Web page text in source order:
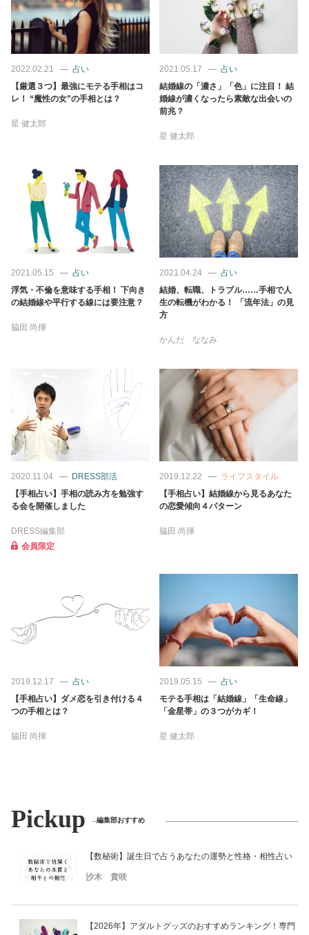
2022.02.21
占い
【厳選３つ】最強にモテる手相はコ
レ！ “魔性の女”の手相とは？
星 健太郎
2021.05.17
占い
結婚線の「濃さ」「色」に注目！ 結
婚線が濃くなったら素敵な出会いの
前兆？
星 健太郎
2021.05.15
占い
浮気・不倫を意味する手相！ 下向き
の結婚線や平行する線には要注意？
脇田 尚揮
2021.04.24
占い
結婚、転職、トラブル……手相で人
生の転機がわかる！ 「流年法」の見
方
かんだ ななみ
2020.11.04
DRESS部活
【手相占い】手相の読み方を勉強す
る会を開催しました
DRESS編集部
会員限定
2019.12.22
ライフスタイル
【手相占い】結婚線から見るあなた
の恋愛傾向４パターン
脇田 尚揮
2019.12.17
占い
【手相占い】ダメ恋を引き付ける４
つの手相とは？
脇田 尚揮
2019.05.15
占い
モテる手相は「結婚線」「生命線」
「金星帯」の３つがカギ！
星 健太郎
Pickup 編集部おすすめ
【数秘術】誕生日で占うあなたの運勢と性格・相性占い
沙木 貴咲
【2026年】アダルトグッズのおすすめランキング！専門